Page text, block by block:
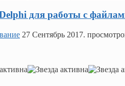
для работы с
27 Сентябрь 2017.